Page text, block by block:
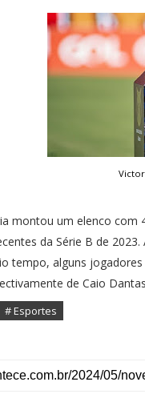
montou um elenco
da Série B de
tempo, alguns
de Caio
# Esportes